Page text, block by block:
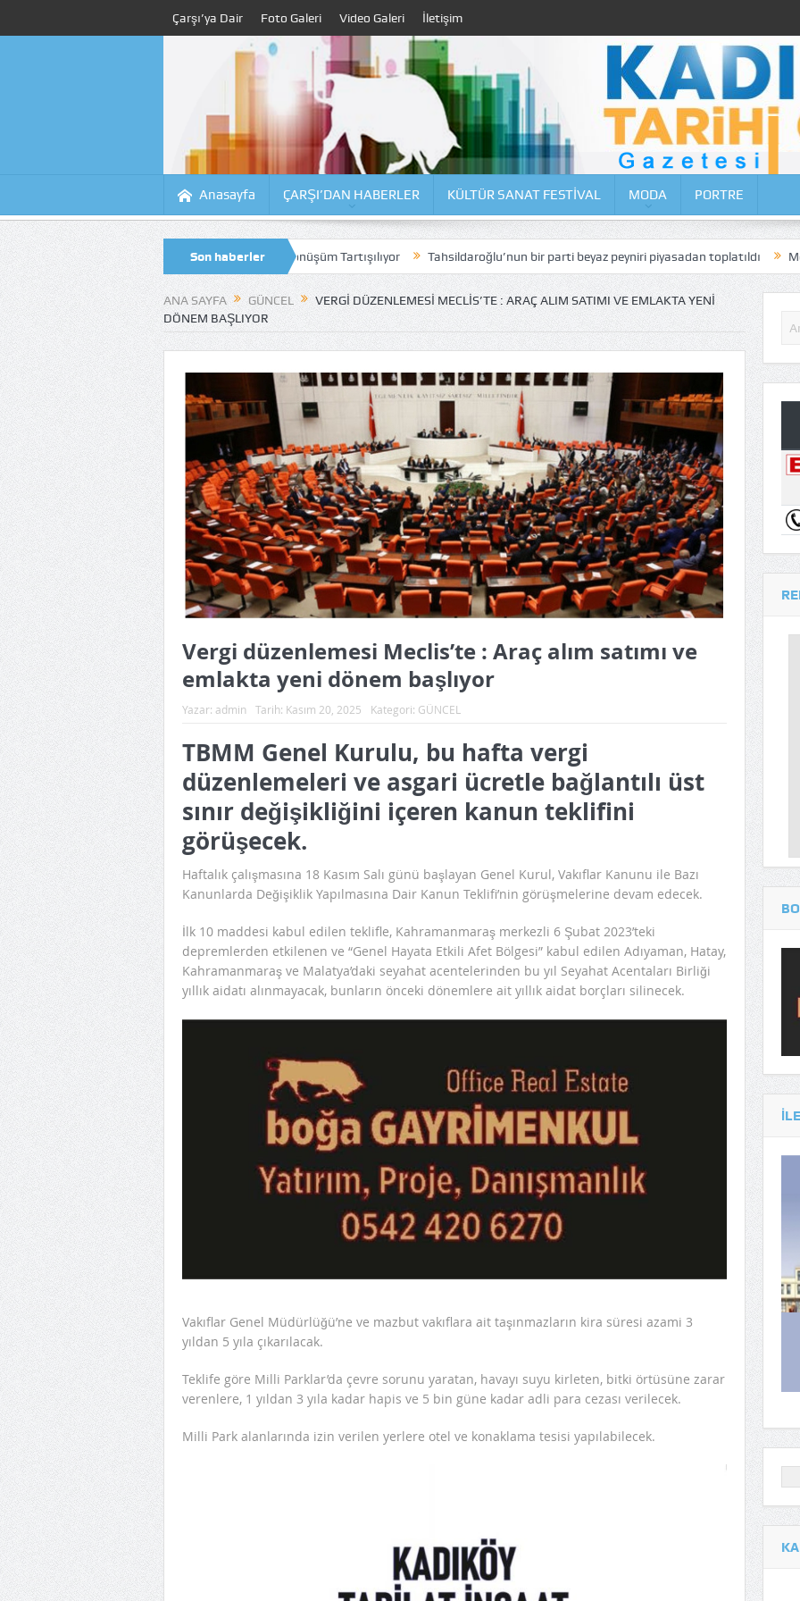
Çarşı’ya Dair Foto Galeri Video Galeri İletişim
Anasayfa ÇARŞI’DAN HABERLER KÜLTÜR SANAT FESTİVAL MODA PORTRE
Son haberler
Çalışmalar Sürüyor, Kıyıdaki Dönüşüm Tartışılıyor Tahsildaroğlu’nun bir parti beyaz peyniri piyasadan toplatıldı Moda
ANA SAYFA GÜNCEL
VERGI DÜZENLEMESI MECLIS’TE : ARAÇ ALIM SATIMI VE EMLAKTA YENI
DÖNEM BAŞLIYOR
Vergi düzenlemesi Meclis’te : Araç alım satımı ve
emlakta yeni dönem başlıyor
Yazar: admin Tarih: Kasım 20, 2025 Kategori: GÜNCEL
TBMM Genel Kurulu, bu hafta vergi
düzenlemeleri ve asgari ücretle bağlantılı üst
sınır değişikliğini içeren kanun teklifini
görüşecek.
Haftalık çalışmasına 18 Kasım Salı günü başlayan Genel Kurul, Vakıflar Kanunu ile Bazı
Kanunlarda Değişiklik Yapılmasına Dair Kanun Teklifi’nin görüşmelerine devam edecek.
İlk 10 maddesi kabul edilen teklifle, Kahramanmaraş merkezli 6 Şubat 2023’teki
depremlerden etkilenen ve “Genel Hayata Etkili Afet Bölgesi” kabul edilen Adıyaman, Hatay,
Kahramanmaraş ve Malatya’daki seyahat acentelerinden bu yıl Seyahat Acentaları Birliği
yıllık aidatı alınmayacak, bunların önceki dönemlere ait yıllık aidat borçları silinecek.
Vakıflar Genel Müdürlüğü’ne ve mazbut vakıflara ait taşınmazların kira süresi azami 3
yıldan 5 yıla çıkarılacak.
Teklife göre Milli Parklar’da çevre sorunu yaratan, havayı suyu kirleten, bitki örtüsüne zarar
verenlere, 1 yıldan 3 yıla kadar hapis ve 5 bin güne kadar adli para cezası verilecek.
Milli Park alanlarında izin verilen yerlere otel ve konaklama tesisi yapılabilecek.